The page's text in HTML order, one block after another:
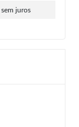
sem juros